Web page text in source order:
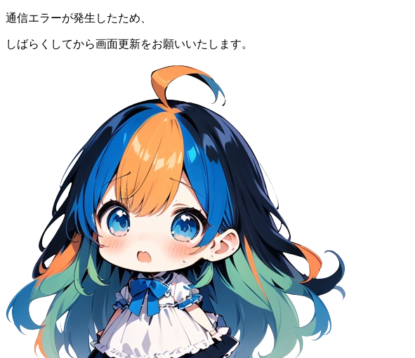
通信エラーが発生したため、
しばらくしてから画面更新をお願いいたします。